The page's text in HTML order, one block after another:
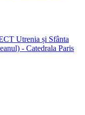
Utrenia și Sfânta
- Catedrala Paris